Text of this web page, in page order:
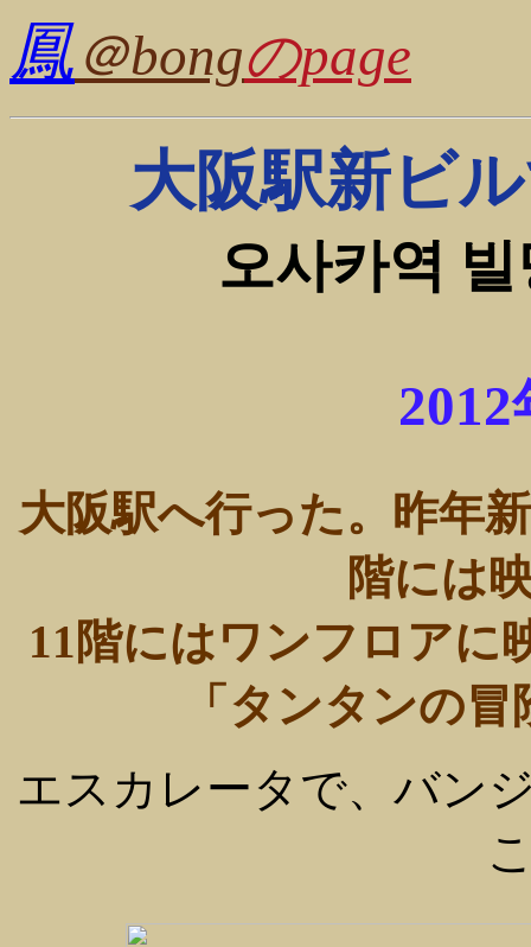
鳳＠bongのpage
大阪駅新ビ
오사카역
大阪駅へ行った。昨年
階には
11階にはワンフロアに
「タンタンの
エスカレータで、バン